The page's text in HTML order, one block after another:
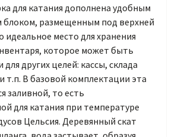
для катания дополнена удобным
блоком, размещенным под верхней
идеальное место для хранения
которое может быть
других целей: кассы, склада
т.п. В базовой комплектации эта
заливной, то есть
для катания при температуре
Цельсия. Деревянный скат